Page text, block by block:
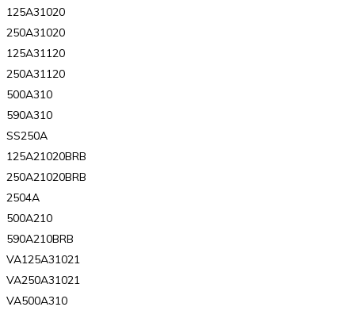
125A31020
250A31020
125A31120
250A31120
500A310
590A310
SS250A
125A21020BRB
250A21020BRB
2504A
500A210
590A210BRB
VA125A31021
VA250A31021
VA500A310